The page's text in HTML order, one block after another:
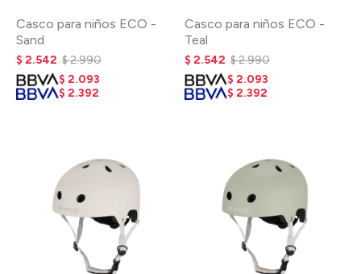
Casco para niños ECO -
Sand
$ 2.542 $2.990
$ 2.093
$ 2.392
Casco para niños ECO -
Teal
$ 2.542 $2.990
$ 2.093
$ 2.392